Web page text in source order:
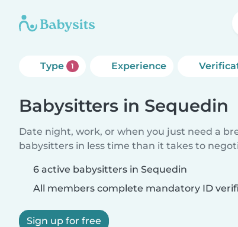
Type 1 Experience
Babysitters in Sequedin
Date night, work, or when you just need a
babysitters in less time than it takes to
6 active babysitters in Sequedin
All members complete mandatory ID
Sign up for free